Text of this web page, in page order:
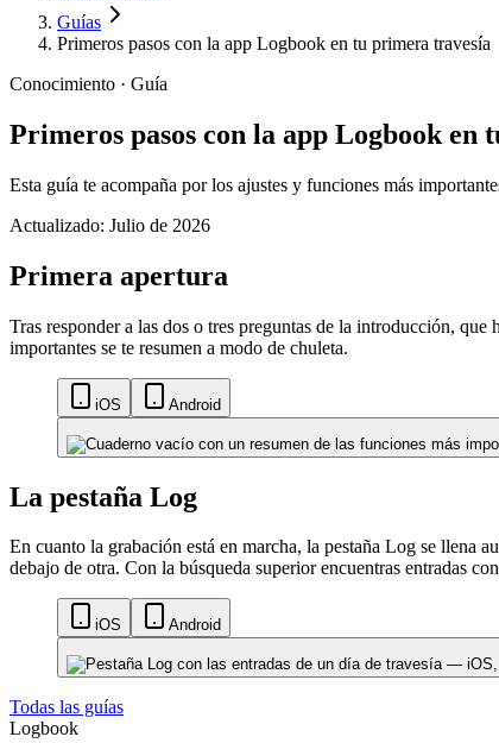
Guías
Primeros pasos con la app Logbook en tu primera travesía
Conocimiento · Guía
Primeros pasos con la app Logbook en
Esta guía te acompaña por los ajustes y funciones más
Actualizado: Julio de 2026
Primera apertura
Tras responder a las dos o tres preguntas de la introducción,
importantes se te resumen a modo de chuleta.
iOS Android
La pestaña Log
En cuanto la grabación está en marcha, la pestaña Log se llena
debajo de otra. Con la búsqueda superior encuentras entradas
iOS Android
Todas las guías
Logbook